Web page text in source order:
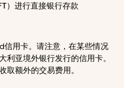
）进行直接银行存款
用卡。请注意，在某些情况
利亚境外银行发行的信用卡。
取额外的交易费用。